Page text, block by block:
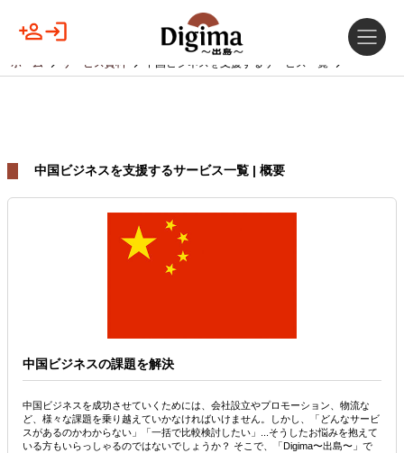
ホーム サービス資料 中国ビジネスを支援するサービス一覧
中国ビジネスを支援するサービス一覧 | 概要
中国ビジネスの課題を解決
中国ビジネスを成功させていくためには、会社設立やプロモーション、物流な
ど、様々な課題を乗り越えていかなければいけません。しかし、「どんなサービ
スがあるのかわからない」「一括で比較検討したい」...そうしたお悩みを抱えて
いる方もいらっしゃるのではないでしょうか？ そこで、「Digima〜出島〜」で